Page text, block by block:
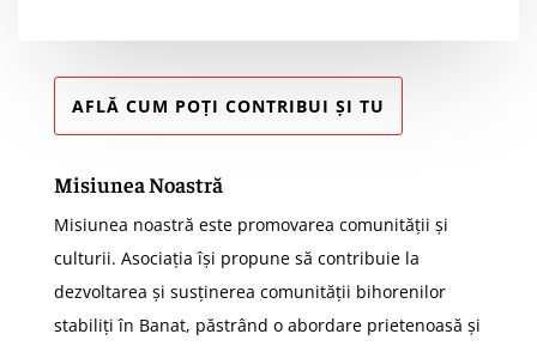
AFLĂ CUM POȚI CONTRIBUI ȘI TU
Misiunea Noastră
Misiunea noastră este promovarea comunității și
culturii. Asociația își propune să contribuie la
dezvoltarea și susținerea comunității bihorenilor
stabiliți în Banat, păstrând o abordare prietenoasă și